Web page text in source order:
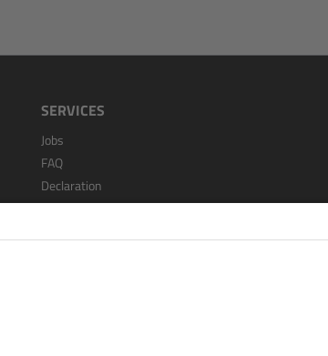
SERVICES
Jobs
FAQ
Declaration
Open Source Software